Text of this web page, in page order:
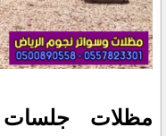
مظلات جلسات